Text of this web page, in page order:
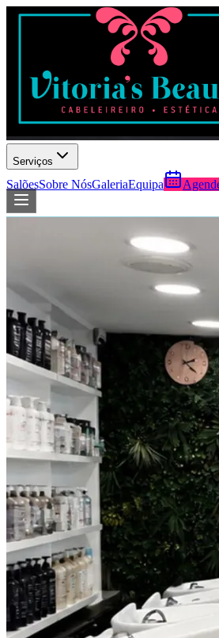
Serviços
SalõesSobre NósGaleriaEquipa